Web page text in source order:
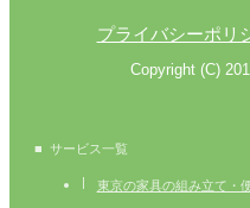
プライバシーポリ
Copyright (C)
サービス一覧
東京の家具の組み立て・